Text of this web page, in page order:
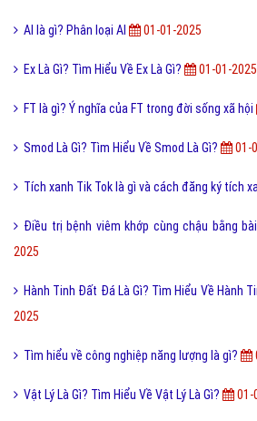
AI là gì? Phân loại AI 01-01-2025
Ex Là Gì? Tìm Hiểu Về Ex Là Gì? 01-01-2025
FT là gì? Ý nghĩa của FT trong đời sống xã hội
Smod Là Gì? Tìm Hiểu Về Smod Là Gì? 01-
Tích xanh Tik Tok là gì và cách đăng ký tích
Điều trị bệnh viêm khớp cùng chậu bằng
2025
Hành Tinh Đất Đá Là Gì? Tìm Hiểu Về Hành
2025
Tìm hiểu về công nghiệp năng lượng là gì?
Vật Lý Là Gì? Tìm Hiểu Về Vật Lý Là Gì? 01-